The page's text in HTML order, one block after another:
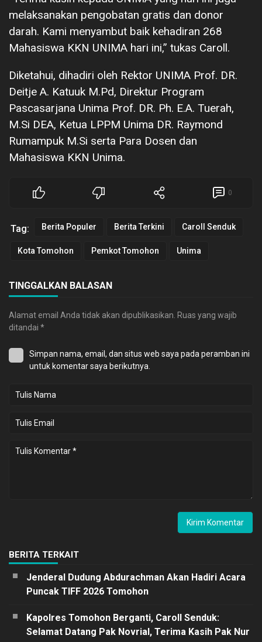
melaksanakan pengobatan gratis dan donor
darah. Kami menyambut baik kehadiran 268
Mahasiswa KKN UNIMA hari ini,” tukas Caroll.
Diketahui, dihadiri oleh Rektor UNIMA Prof. DR.
Deitje A. Katuuk M.Pd, Direktur Program
Pascasarjana Unima Prof. DR. Ph. E.A. Tuerah,
M.Si DEA, Ketua LPPM Unima DR. Raymond
Rumampuk M.Si serta Para Dosen dan
Mahasiswa KKN Unima.
0
Tag: Berita Populer Berita Terkini Caroll Senduk
Kota Tomohon Pemkot Tomohon Unima
TINGGALKAN BALASAN
Alamat email Anda tidak akan dipublikasikan. Ruas yang wajib
ditandai *
Simpan nama, email, dan situs web saya pada peramban ini
untuk komentar saya berikutnya.
BERITA TERKAIT
Jenderal Dudung Abdurachman Akan Hadiri Acara
Puncak TIFF 2026 Tomohon
Kapolres Tomohon Berganti, Caroll Senduk:
Selamat Datang Pak Novrial, Terima Kasih Pak Nur